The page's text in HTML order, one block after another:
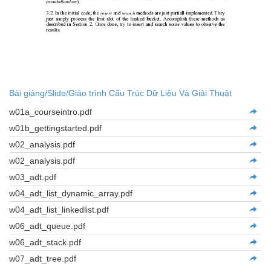
Bài giảng/Slide/Giáo trình Cấu Trúc Dữ Liệu Và Giải Thuật
w01a_courseintro.pdf
w01b_gettingstarted.pdf
w02_analysis.pdf
w02_analysis.pdf
w03_adt.pdf
w04_adt_list_dynamic_array.pdf
w04_adt_list_linkedlist.pdf
w06_adt_queue.pdf
w06_adt_stack.pdf
w07_adt_tree.pdf